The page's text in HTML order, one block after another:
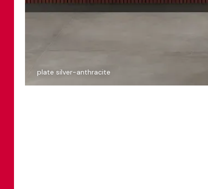
plate silver-anthracite